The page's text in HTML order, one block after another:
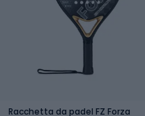
Racchetta da padel FZ Forza